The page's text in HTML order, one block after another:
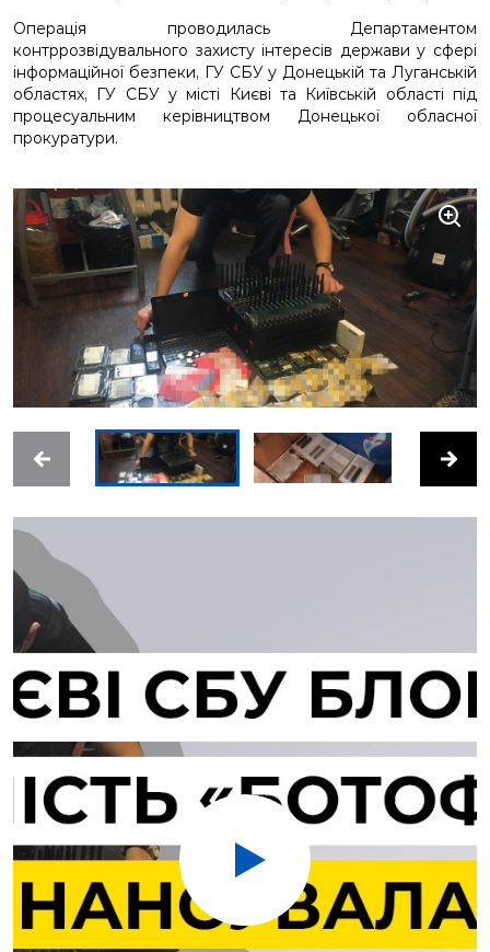
Операція проводилась Департаментом
контррозвідувального захисту інтересів держави у сфері
інформаційної безпеки, ГУ СБУ у Донецькій та Луганській
областях, ГУ СБУ у місті Києві та Київській області під
процесуальним керівництвом Донецької обласної
прокуратури.